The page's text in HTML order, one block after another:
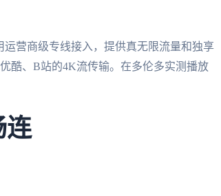
营商级专线接入，提供真无限流量和独享
酷、B站的4K流传输。在多伦多实测播放
连